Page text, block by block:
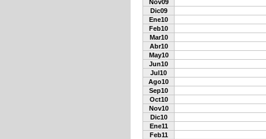
Nov09
Dic09
Ene10
Feb10
Mar10
Abr10
May10
Jun10
Jul10
Ago10
Sep10
Oct10
Nov10
Dic10
Ene11
Feb11